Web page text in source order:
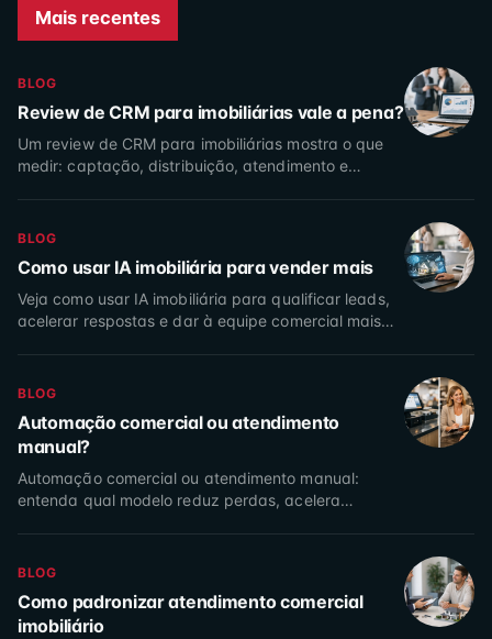
Mais recentes
BLOG
Review de CRM para imobiliárias vale a pena?
Um review de CRM para imobiliárias mostra o que
medir: captação, distribuição, atendimento e
BLOG
Como usar IA imobiliária para vender mais
Veja como usar IA imobiliária para qualificar leads,
acelerar respostas e dar à equipe comercial mais
BLOG
Automação comercial ou atendimento
manual?
Automação comercial ou atendimento manual:
entenda qual modelo reduz perdas, acelera
BLOG
Como padronizar atendimento comercial
imobiliário